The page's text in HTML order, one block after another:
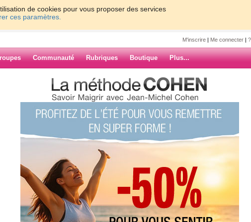
de cookies pour vous proposer des services
ces paramètres.
M'inscrire | Me connecter |
Communauté Rubriques Boutique Plus...
51 - 60 61 - 70 71 - 80 81 - 90 91 - 98
47 48 49 50 Suiv. ›
ARCHIVES